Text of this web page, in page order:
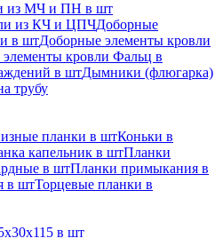
из МЧ и ПН в шт
из КЧ и ЦПЧДоборные
в штДоборные элементы кровли
кровли Фальц в
в штДымники (флюгарка)
трубу
планки в штКоньки в
капельник в штПланки
в штПланки примыкания в
в штТорцевые планки в
в шт